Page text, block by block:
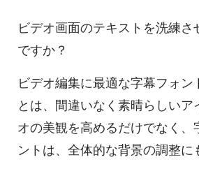
ビデオ画面のテキストを洗練さ
ですか？
ビデオ編集に最適な字幕フォン
とは、間違いなく素晴らしいア
オの美観を高めるだけでなく、
ントは、全体的な背景の調整に